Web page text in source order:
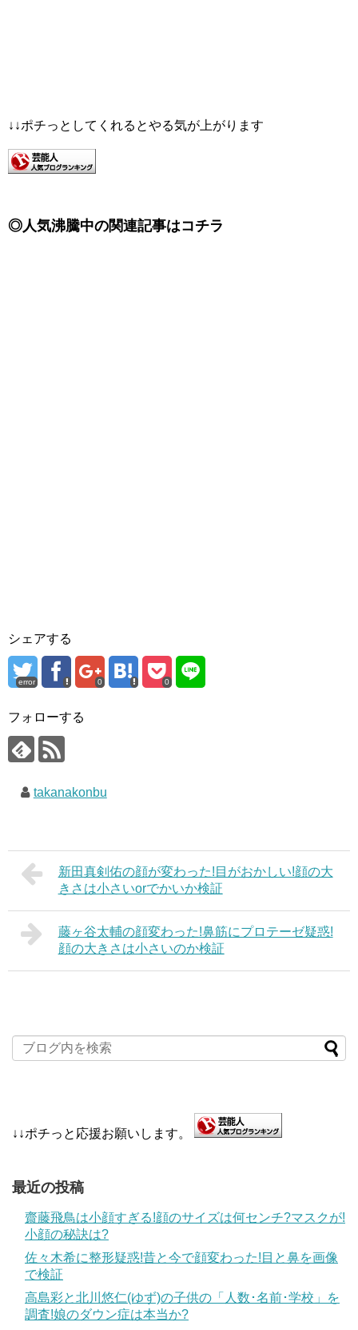
↓↓ポチっとしてくれるとやる気が上がります
◎人気沸騰中の関連記事はコチラ
シェアする
error 0 0
フォローする
takanakonbu
新田真剣佑の顔が変わった!目がおかしい!顔の大
きさは小さいorでかいか検証
藤ヶ谷太輔の顔変わった!鼻筋にプロテーゼ疑惑!
顔の大きさは小さいのか検証
↓↓ポチっと応援お願いします。
最近の投稿
齋藤飛鳥は小顔すぎる!顔のサイズは何センチ?マスクが!
小顔の秘訣は?
佐々木希に整形疑惑!昔と今で顔変わった!目と鼻を画像
で検証
高島彩と北川悠仁(ゆず)の子供の「人数･名前･学校」を
調査!娘のダウン症は本当か?